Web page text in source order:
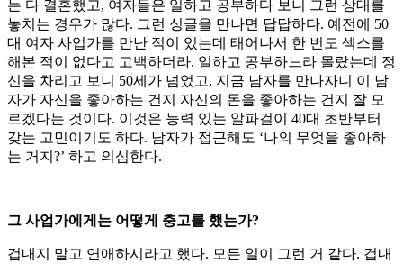
는 다 결혼했고, 여자들은 일하고 공부하다 보니 그런 상대를
놓치는 경우가 많다. 그런 싱글을 만나면 답답하다. 예전에 50
대 여자 사업가를 만난 적이 있는데 태어나서 한 번도 섹스를
해본 적이 없다고 고백하더라. 일하고 공부하느라 몰랐는데 정
신을 차리고 보니 50세가 넘었고, 지금 남자를 만나자니 이 남
자가 자신을 좋아하는 건지 자신의 돈을 좋아하는 건지 잘 모
르겠다는 것이다. 이것은 능력 있는 알파걸이 40대 초반부터
갖는 고민이기도 하다. 남자가 접근해도 ‘나의 무엇을 좋아하
는 거지?’ 하고 의심한다.
그 사업가에게는 어떻게 충고를 했는가?
겁내지 말고 연애하시라고 했다. 모든 일이 그런 거 같다. 겁내